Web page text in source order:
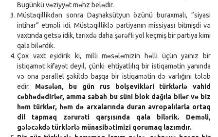
Bugünkü vəziyyət məhz belədir.
Müstəqillikdən sonra Daşnaksütyun özünü buraxmalı, “siyasi
intihar” etməli idi. Müstəqilliklə partiyanın missiyası bitmişdi və
vaxtında getsə idik, tarixdə daha şərəfli yol keçmiş bir partiya kimi
qala bilərdik.
Çox vaxt eşidirik ki, milli məsələmizin həlli üçün yaınız bir
istiqamət kifayət deyil, çünki ehtiyatlılıq bir istiqamətin yanında
və ona parallel şəkildə başqa bir istiqamətin də varlığını tələb
edir. Məsələn, bu gün rus bolşevikləri türklərlə vahid
cəbhədədirlər, amma sabah bu süni blok dağıla bilər və biz
həm türklər, həm də arxalarında duran avropalılarla ortaq
dil tapmaq zərurəti qarşısında qala bilərik. Deməli,
gələcəkdə türklərlə münasibətimizi qorumaq lazımdır.